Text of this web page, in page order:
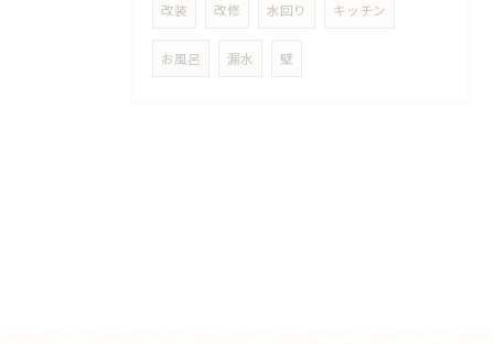
改装 改修 水回り キッチン
お風呂 漏水 壁